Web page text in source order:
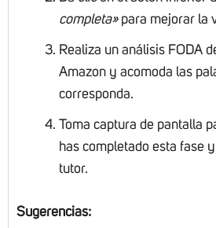
completa»para mejorar la
Realiza un análisis FODA
Amazon y acomoda las
corresponda.
Toma captura de pantalla
has completado esta fase
tutor.
Sugerencias: